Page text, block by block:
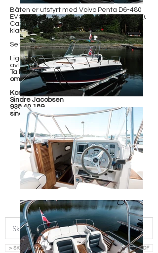
Båten er utstyrt med Volvo Penta D6-480
EVC, reverse “V”shaft (strak aksel og v-gir).
Ca. 250 timer på telleren. Svært pen båt,
klar for umiddelbar overtagelse.
Se full utstyrsliste i prospektet.
Ligger på sjøen i Oslo, visning kun etter
avtale.
Ta kontakt for mer informasjon, og avtale
om visning.
Kontakt:
Sindre Jacobsen
938 40 189
sindre@h-y.no
> SKRIV INN EPOST OG LAST NED SALGSOPPGAVE SOM PDF